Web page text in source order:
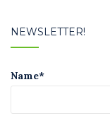
NEWSLETTER!
Name*